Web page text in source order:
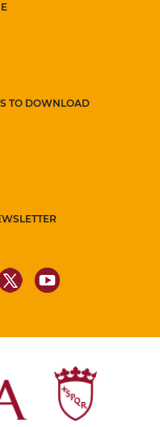
TO DOWNLOAD